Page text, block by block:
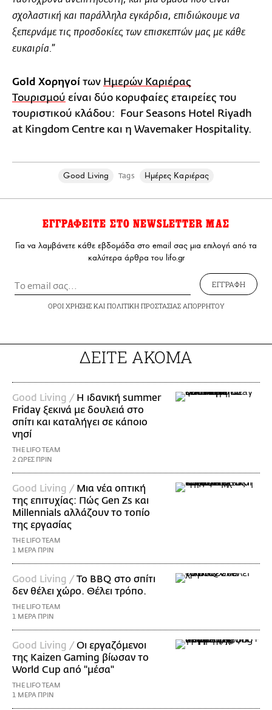
σχολαστική και παράλληλα εγκάρδια, επιδιώκουμε να
ξεπερνάμε τις προσδοκίες των επισκεπτών μας με κάθε
ευκαιρία.”
Gold Χορηγοί των Ημερών Καριέρας
Τουρισμού είναι δύο κορυφαίες εταιρείες του
τουριστικού κλάδου: Four Seasons Hotel Riyadh
at Kingdom Centre και η Wavemaker Hospitality.
Good Living Tags Ημέρες Καριέρας
ΕΓΓΡΑΦΕΙΤΕ ΣΤΟ NEWSLETTER ΜΑΣ
Για να λαμβάνετε κάθε εβδομάδα στο email σας μια επιλογή από τα
καλύτερα άρθρα του lifo.gr
ΕΓΓΡΑΦΗ
ΟΡΟΙ ΧΡΗΣΗΣΚΑΙ ΠΟΛΙΤΙΚΗ ΠΡΟΣΤΑΣΙΑΣ ΑΠΟΡΡΗΤΟΥ
ΔΕΙΤΕ ΑΚΟΜΑ
Good Living / Η ιδανική summer
Friday ξεκινά με δουλειά στο
σπίτι και καταλήγει σε κάποιο
νησί
THE LIFO TEAM
2 ΩΡΕΣ ΠΡΙΝ
Good Living / Μια νέα οπτική
της επιτυχίας: Πώς Gen Zs και
Millennials αλλάζουν το τοπίο
της εργασίας
THE LIFO TEAM
1 ΜΕΡΑ ΠΡΙΝ
Good Living /Το BBQ στο σπίτι
δεν θέλει χώρο. Θέλει τρόπο.
THE LIFO TEAM
1 ΜΕΡΑ ΠΡΙΝ
Good Living /Οι εργαζόμενοι
της Kaizen Gaming βίωσαν το
World Cup από "μέσα"
THE LIFO TEAM
1 ΜΕΡΑ ΠΡΙΝ